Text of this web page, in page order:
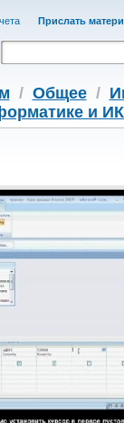
Прислать
/ Общее/
и